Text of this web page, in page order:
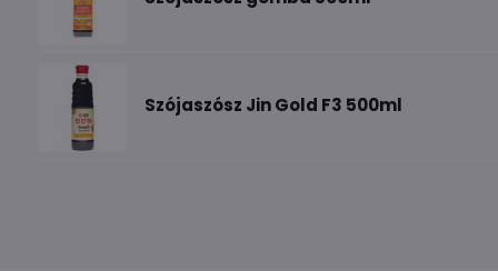
Szójaszósz Jin Gold F3 500ml